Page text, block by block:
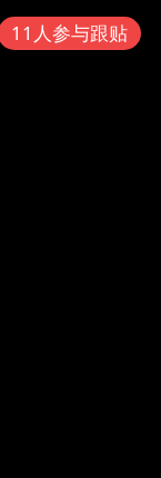
11人参与跟贴